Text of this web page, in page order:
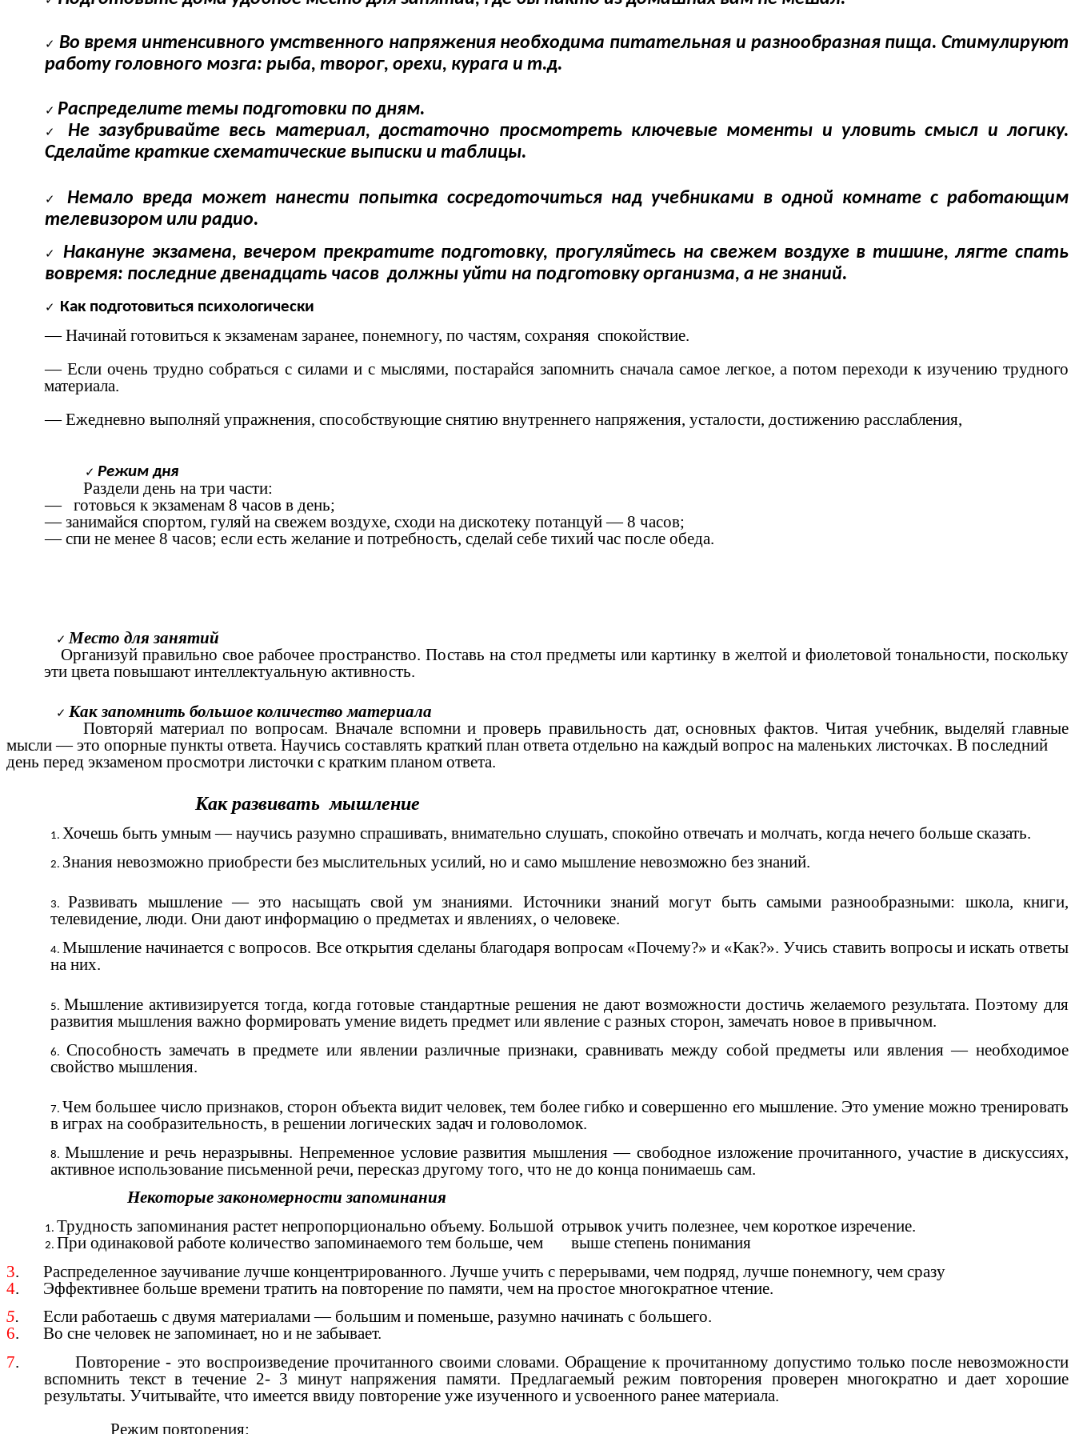
Во время интенсивного умственного напряжения необходима питательная и разнообразная пища. Стимулируют
работу головного мозга: рыба, творог, орехи, курага и т.д.
Распределите темы подготовки по дням.
Не зазубривайте весь материал, достаточно просмотреть ключевые моменты и уловить смысл и логику.
Сделайте краткие схематические выписки и таблицы.
Немало вреда может нанести попытка сосредоточиться над учебниками в одной комнате с работающим
телевизором или радио.
Накануне экзамена, вечером прекратите подготовку, прогуляйтесь на свежем воздухе в тишине, лягте спать
вовремя: последние двенадцать часов должны уйти на подготовку организма, а не знаний.
Как подготовиться психологически
— Начинай готовиться к экзаменам заранее, понемногу, по частям, сохраняя спокойствие.
— Если очень трудно собраться с силами и с мыслями, постарайся запомнить сначала самое легкое, а потом переходи к изучению трудного
материала.
— Ежедневно выполняй упражнения, способствующие снятию внутреннего напряжения, усталости, достижению расслабления,
Режим дня
Раздели день на три части:
— готовься к экзаменам 8 часов в день;
— занимайся спортом, гуляй на свежем воздухе, сходи на дискотеку потанцуй — 8 часов;
— спи не менее 8 часов; если есть желание и потребность, сделай себе тихий час после обеда.
Место для занятий
Организуй правильно свое рабочее пространство. Поставь на стол предметы или картинку в желтой и фиолетовой тональности, поскольку
эти цвета повышают интеллектуальную активность.
Как запомнить большое количество материала
Повторяй материал по вопросам. Вначале вспомни и проверь правильность дат, основных фактов. Читая учебник, выделяй главные
мысли — это опорные пункты ответа. Научись составлять краткий план ответа отдельно на каждый вопрос на маленьких листочках. В последний
день перед экзаменом просмотри листочки с кратким планом ответа.
Как развивать мышление
Хочешь быть умным — научись разумно спрашивать, внимательно слушать, спокойно отвечать и молчать, когда нечего больше сказать.
Знания невозможно приобрести без мыслительных усилий, но и само мышление невозможно без знаний.
Развивать мышление — это насыщать свой ум знаниями. Источники знаний могут быть самыми разнообразными: школа, книги,
телевидение, люди. Они дают информацию о предметах и явлениях, о человеке.
Мышление начинается с вопросов. Все открытия сделаны благодаря вопросам «Почему?» и «Как?». Учись ставить вопросы и искать ответы
на них.
Мышление активизируется тогда, когда готовые стандартные решения не дают возможности достичь желаемого результата. Поэтому для
развития мышления важно формировать умение видеть предмет или явление с разных сторон, замечать новое в привычном.
Способность замечать в предмете или явлении различные признаки, сравнивать между собой предметы или явления — необходимое
свойство мышления.
Чем большее число признаков, сторон объекта видит человек, тем более гибко и совершенно его мышление. Это умение можно тренировать
в играх на сообразительность, в решении логических задач и головоломок.
Мышление и речь неразрывны. Непременное условие развития мышления — свободное изложение прочитанного, участие в дискуссиях,
активное использование письменной речи, пересказ другому того, что не до конца понимаешь сам.
Некоторые закономерности запоминания
Трудность запоминания растет непропорционально объему. Большой отрывок учить полезнее, чем короткое изречение.
При одинаковой работе количество запоминаемого тем больше, чем выше степень понимания
3. Распределенное заучивание лучше концентрированного. Лучше учить с перерывами, чем подряд, лучше понемногу, чем сразу
4. Эффективнее больше времени тратить на повторение по памяти, чем на простое многократное чтение.
5. Если работаешь с двумя материалами — большим и поменьше, разумно начинать с большего.
6. Во сне человек не запоминает, но и не забывает.
7. Повторение - это воспроизведение прочитанного своими словами. Обращение к прочитанному допустимо только после невозможности
вспомнить текст в течение 2- 3 минут напряжения памяти. Предлагаемый режим повторения проверен многократно и дает хорошие
результаты. Учитывайте, что имеется ввиду повторение уже изученного и усвоенного ранее материала.
Режим повторения: